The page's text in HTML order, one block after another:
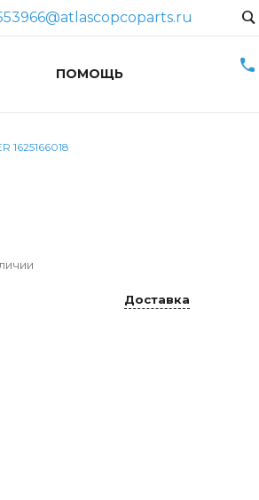
ПОМОЩЬ
1625166018
Доставка